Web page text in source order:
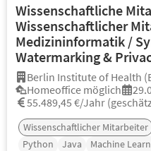
Wissenschaftliche
Wissenschaftlicher
Medizininformatik /
Watermarking &
Berlin Institute of Health
Homeoffice möglich
55.489,45 €/Jahr
Wissenschaftlicher Mitarbeiter
Python
Java Machine